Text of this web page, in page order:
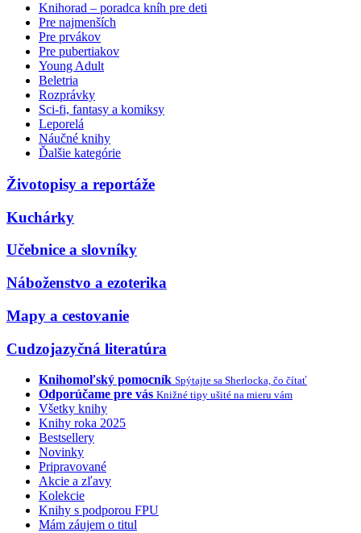
Knihorad – poradca kníh pre deti
Pre najmenších
Pre prvákov
Pre pubertiakov
Young Adult
Beletria
Rozprávky
Sci-fi, fantasy a komiksy
Leporelá
Náučné knihy
Ďalšie kategórie
Životopisy a reportáže
Kuchárky
Učebnice a slovníky
Náboženstvo a ezoterika
Mapy a cestovanie
Cudzojazyčná literatúra
Knihomoľský pomocník Spýtajte sa Sherlocka, čo čítať
Odporúčame pre vás Knižné tipy ušité na mieru vám
Všetky knihy
Knihy roka 2025
Bestsellery
Novinky
Pripravované
Akcie a zľavy
Kolekcie
Knihy s podporou FPU
Mám záujem o titul